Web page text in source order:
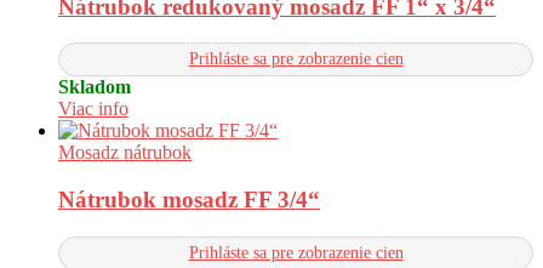
Nátrubok redukovaný mosadz FF 1“ x 3/4“
Prihláste sa pre zobrazenie cien
Skladom
Viac info
Mosadz nátrubok
Nátrubok mosadz FF 3/4“
Prihláste sa pre zobrazenie cien